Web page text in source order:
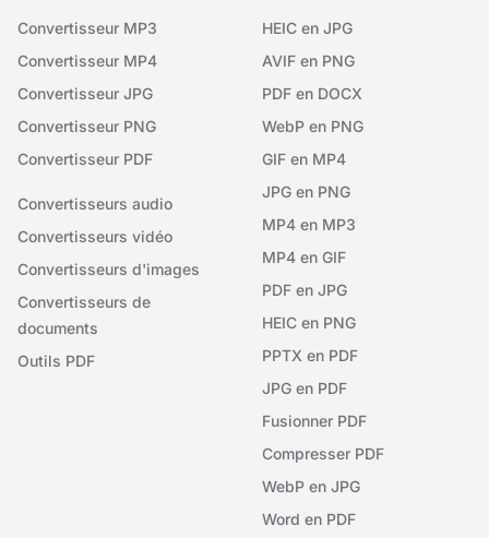
Convertisseur MP3
Convertisseur MP4
Convertisseur JPG
Convertisseur PNG
Convertisseur PDF
Convertisseurs audio
Convertisseurs vidéo
Convertisseurs d'images
Convertisseurs de
documents
Outils PDF
HEIC en JPG
AVIF en PNG
PDF en DOCX
WebP en PNG
GIF en MP4
JPG en PNG
MP4 en MP3
MP4 en GIF
PDF en JPG
HEIC en PNG
PPTX en PDF
JPG en PDF
Fusionner PDF
Compresser PDF
WebP en JPG
Word en PDF